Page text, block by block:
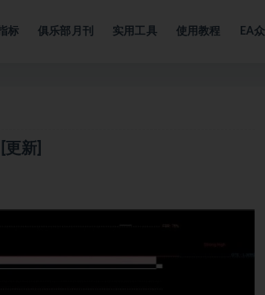
标 俱乐部月刊 实用工具 使用教程 EA
新]